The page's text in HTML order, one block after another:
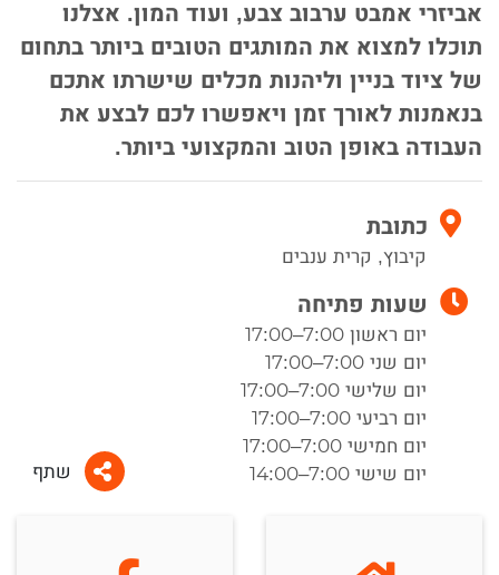
אביזרי אמבט ערבוב צבע, ועוד המון. אצלנו
תוכלו למצוא את המותגים הטובים ביותר בתחום
של ציוד בניין וליהנות מכלים שישרתו אתכם
בנאמנות לאורך זמן ויאפשרו לכם לבצע את
העבודה באופן הטוב והמקצועי ביותר.
כתובת
קיבוץ, קרית ענבים
שעות פתיחה
יום ראשון 7:00–17:00
יום שני 7:00–17:00
יום שלישי 7:00–17:00
יום רביעי 7:00–17:00
יום חמישי 7:00–17:00
יום שישי 7:00–14:00
שתף